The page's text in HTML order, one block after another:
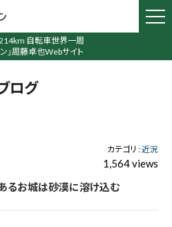
自転車世界一周
ン」周藤卓也Webサイト
ログ
カテゴリ :近況
1,564 views
るお城は砂漠に溶け込む